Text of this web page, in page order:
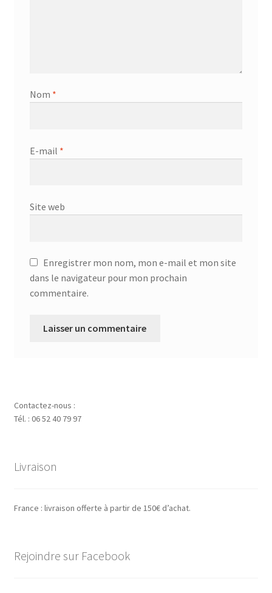
Nom *
E-mail *
Site web
Enregistrer mon nom, mon e-mail et mon site
dans le navigateur pour mon prochain
commentaire.
Contactez-nous :
Tél. : 06 52 40 79 97
Livraison
France : livraison offerte à partir de 150€ d’achat.
Rejoindre sur Facebook